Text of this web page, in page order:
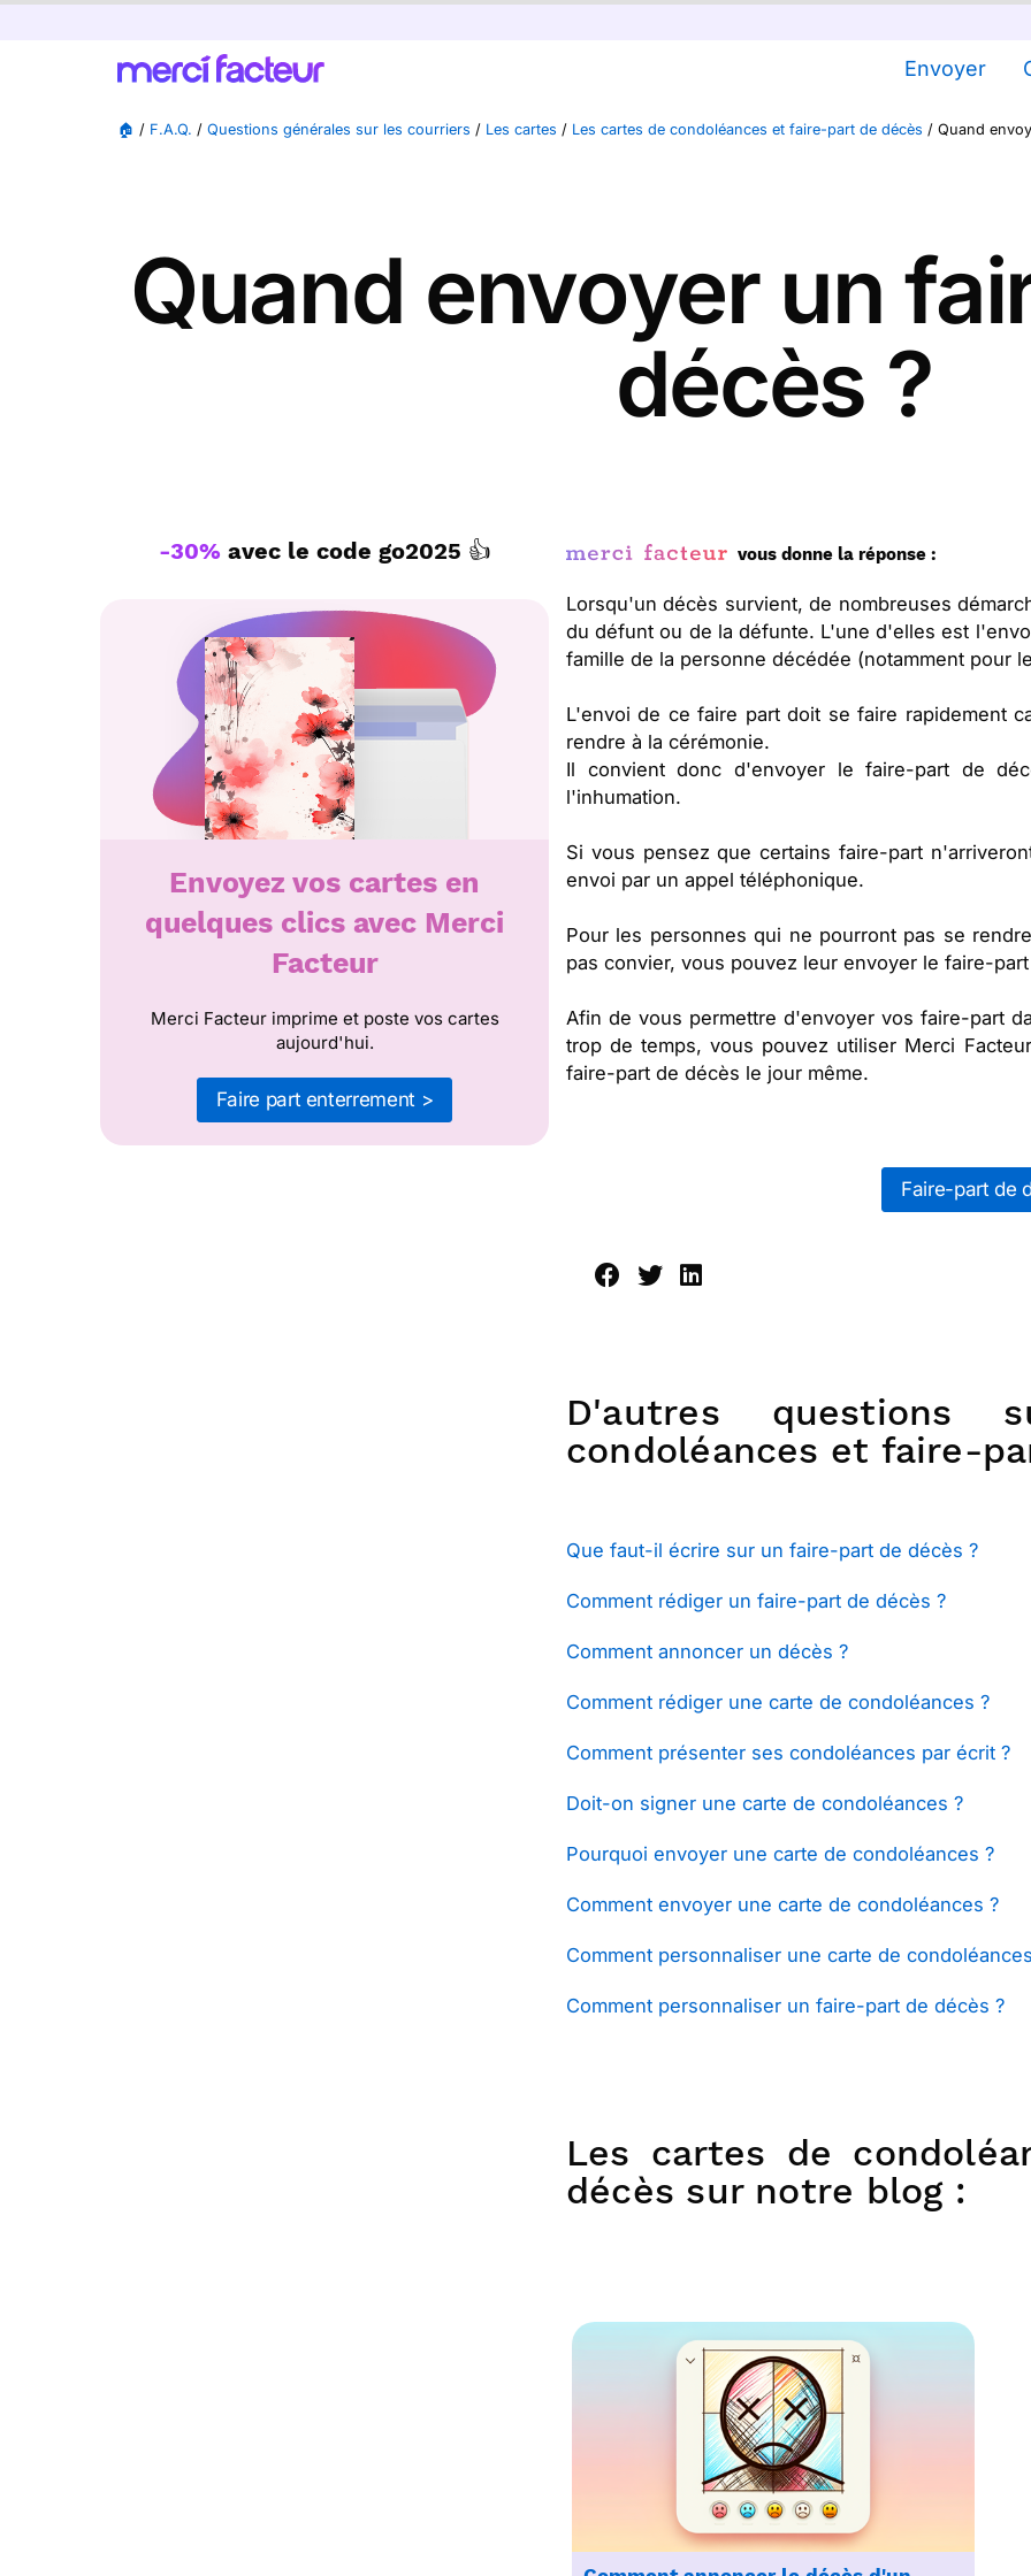
Envoyer
🏠 / F.A.Q. / Questions générales sur les courriers / Les cartes / Les cartes de condoléances et faire-part de décès / Quand
Quand envoyer un
décès ?
-30% avec le code go2025 👍
Envoyez vos cartes en
quelques clics avec Merci
Facteur
Merci Facteur imprime et poste vos cartes
aujourd'hui.
Faire part enterrement >
vous donne la réponse :
Lorsqu'un décès survient, de nombreuses
du défunt ou de la défunte. L'une d'elles est
famille de la personne décédée (notamment pour
L'envoi de ce faire part doit se faire rapidement
rendre à la cérémonie.
Il convient donc d'envoyer le faire-part de
l'inhumation.
Si vous pensez que certains faire-part
envoi par un appel téléphonique.
Pour les personnes qui ne pourront pas se
pas convier, vous pouvez leur envoyer le faire-
Afin de vous permettre d'envoyer vos faire-part
trop de temps, vous pouvez utiliser Merci
faire-part de décès le jour même.
Faire-part de
D'autres
condoléances et faire-
Que faut-il écrire sur un faire-part de décès ?
Comment rédiger un faire-part de décès ?
Comment annoncer un décès ?
Comment rédiger une carte de condoléances ?
Comment présenter ses condoléances par écrit ?
Doit-on signer une carte de condoléances ?
Pourquoi envoyer une carte de condoléances ?
Comment envoyer une carte de condoléances ?
Comment personnaliser une carte de
Comment personnaliser un faire-part de décès ?
Les cartes de
décès sur notre blog :